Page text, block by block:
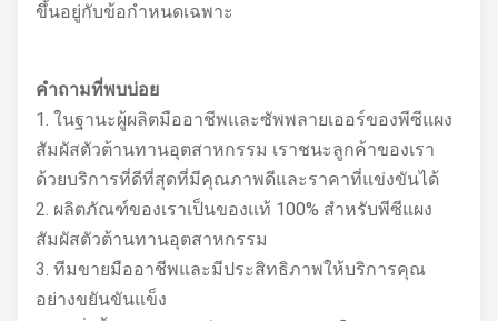
ขึ้นอยู่กับข้อกำหนดเฉพาะ
คำถามที่พบบ่อย
1. ในฐานะผู้ผลิตมืออาชีพและซัพพลายเออร์ของพีซีแผง
สัมผัสตัวต้านทานอุตสาหกรรม เราชนะลูกค้าของเรา
ด้วยบริการที่ดีที่สุดที่มีคุณภาพดีและราคาที่แข่งขันได้
2. ผลิตภัณฑ์ของเราเป็นของแท้ 100% สำหรับพีซีแผง
สัมผัสตัวต้านทานอุตสาหกรรม
3. ทีมขายมืออาชีพและมีประสิทธิภาพให้บริการคุณ
อย่างขยันขันแข็ง